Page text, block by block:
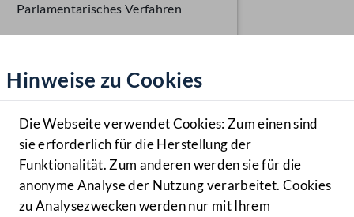
Hilfe
Benutzer
Navigationsmenü öffnen
MENÜ
Hinweise zu Cookies
Die Webseite verwendet Cookies: Zum einen sind
sie erforderlich für die Herstellung der
Funktionalität. Zum anderen werden sie für die
anonyme Analyse der Nutzung verarbeitet. Cookies
zu Analysezwecken werden nur mit Ihrem
Parlamentarisches Verfahren
Ausschussberatungen NR
Plenarberatungen NR